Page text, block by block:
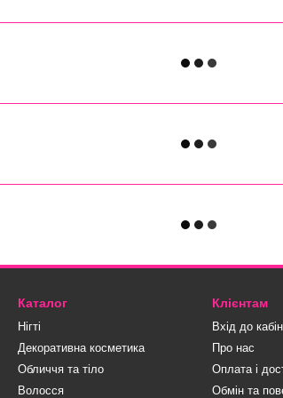
Каталог
Нігті
Декоративна косметика
Обличчя та тіло
Волосся
Клієнтам
Вхід до
Про нас
Оплата і
Обмін та